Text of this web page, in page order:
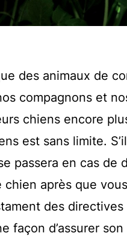
des animaux de
compagnons et
chiens encore
est sans limite.
passera en cas de
après que
des directives
façon d’assurer